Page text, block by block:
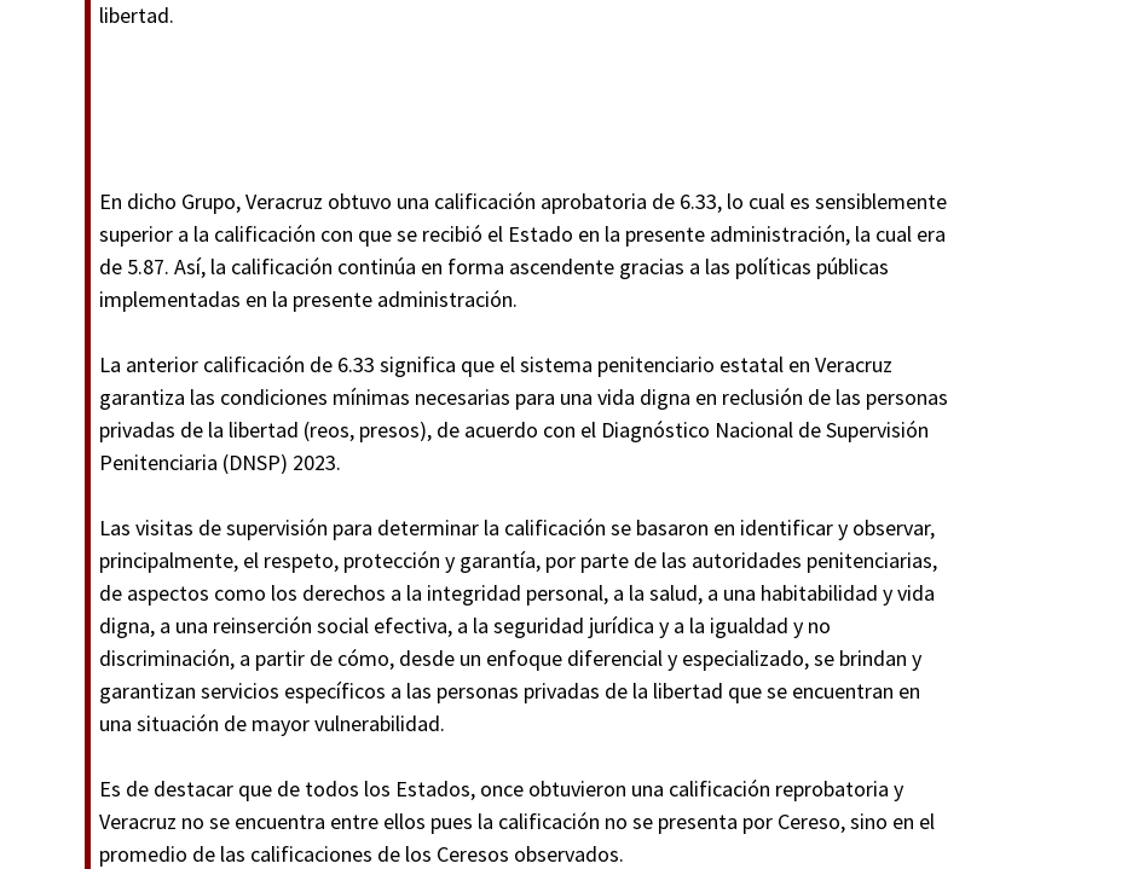
libertad.
En dicho Grupo, Veracruz obtuvo una calificación aprobatoria de 6.33, lo cual es sensiblemente
superior a la calificación con que se recibió el Estado en la presente administración, la cual era
de 5.87. Así, la calificación continúa en forma ascendente gracias a las políticas públicas
implementadas en la presente administración.
La anterior calificación de 6.33 significa que el sistema penitenciario estatal en Veracruz
garantiza las condiciones mínimas necesarias para una vida digna en reclusión de las personas
privadas de la libertad (reos, presos), de acuerdo con el Diagnóstico Nacional de Supervisión
Penitenciaria (DNSP) 2023.
Las visitas de supervisión para determinar la calificación se basaron en identificar y observar,
principalmente, el respeto, protección y garantía, por parte de las autoridades penitenciarias,
de aspectos como los derechos a la integridad personal, a la salud, a una habitabilidad y vida
digna, a una reinserción social efectiva, a la seguridad jurídica y a la igualdad y no
discriminación, a partir de cómo, desde un enfoque diferencial y especializado, se brindan y
garantizan servicios específicos a las personas privadas de la libertad que se encuentran en
una situación de mayor vulnerabilidad.
Es de destacar que de todos los Estados, once obtuvieron una calificación reprobatoria y
Veracruz no se encuentra entre ellos pues la calificación no se presenta por Cereso, sino en el
promedio de las calificaciones de los Ceresos observados.